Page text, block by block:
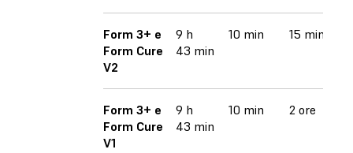
Form 3+ e
Form Cure
V2
9 h
43 min
10 min 15 min
Form 3+ e
Form Cure
V1
9 h
43 min
10 min 2 ore